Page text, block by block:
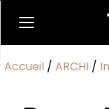
Accueil / ARCHI /